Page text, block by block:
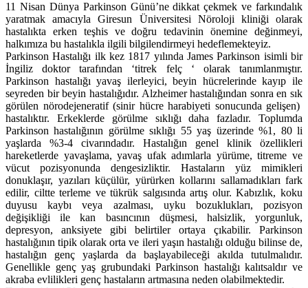
11 Nisan Dünya Parkinson Günü’ne dikkat çekmek ve farkındalık
yaratmak amacıyla Giresun Üniversitesi Nöroloji kliniği olarak
hastalıkta erken teşhis ve doğru tedavinin önemine değinmeyi,
halkımıza bu hastalıkla ilgili bilgilendirmeyi hedeflemekteyiz.
Parkinson Hastalığı ilk kez 1817 yılında James Parkinson isimli bir
İngiliz doktor tarafından ‘titrek felç ‘ olarak tanımlanmıştır.
Parkinson hastalığı yavaş ilerleyici, beyin hücrelerinde kayıp ile
seyreden bir beyin hastalığıdır. Alzheimer hastalığından sonra en sık
görülen nörodejeneratif (sinir hücre harabiyeti sonucunda gelişen)
hastalıktır. Erkeklerde görülme sıklığı daha fazladır. Toplumda
Parkinson hastalığının görülme sıklığı 55 yaş üzerinde %1, 80 li
yaşlarda %3-4 civarındadır. Hastalığın genel klinik özellikleri
hareketlerde yavaşlama, yavaş ufak adımlarla yürüme, titreme ve
vücut pozisyonunda dengesizliktir. Hastaların yüz mimikleri
donuklaşır, yazıları küçülür, yürürken kollarını sallamadıkları fark
edilir, ciltte terleme ve tükrük salgısında artış olur. Kabızlık, koku
duyusu kaybı veya azalması, uyku bozuklukları, pozisyon
değişikliği ile kan basıncının düşmesi, halsizlik, yorgunluk,
depresyon, anksiyete gibi belirtiler ortaya çıkabilir. Parkinson
hastalığının tipik olarak orta ve ileri yaşın hastalığı olduğu bilinse de,
hastalığın genç yaşlarda da başlayabileceği akılda tutulmalıdır.
Genellikle genç yaş grubundaki Parkinson hastalığı kalıtsaldır ve
akraba evlilikleri genç hastaların artmasına neden olabilmektedir.